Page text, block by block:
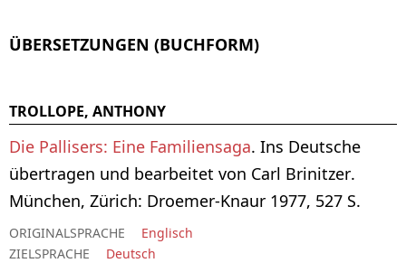
ÜBERSETZUNGEN (BUCHFORM)
TROLLOPE, ANTHONY
Die Pallisers: Eine Familiensaga. Ins Deutsche
übertragen und bearbeitet von Carl Brinitzer.
München, Zürich: Droemer-Knaur 1977, 527 S.
ORIGINALSPRACHE
Englisch
ZIELSPRACHE
Deutsch